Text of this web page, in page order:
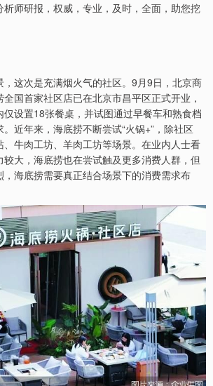
师研报，权威，专业，及时，全面，助您挖
这次是充满烟火气的社区。9月9日，北京商
国首家社区店已在北京市昌平区正式开业，
设置18张餐桌，并试图通过早餐车和熟食档
近年来，海底捞不断尝试“火锅+”，除社区
、牛肉工坊、羊肉工坊等场景。在业内人士看
大，海底捞也在尝试触及更多消费人群，但
海底捞需要真正结合场景下的消费需求布